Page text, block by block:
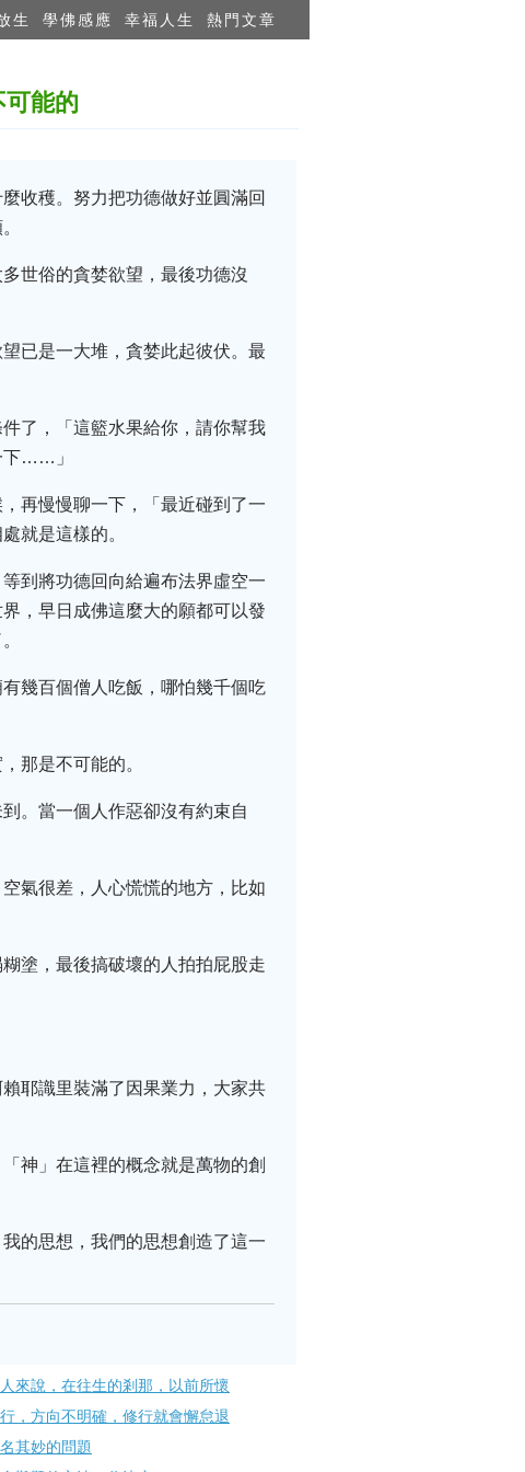
生 學佛感應 幸福人生 熱門文章
能的
收穫。努力把功德做好並圓滿回
世俗的貪婪欲望，最後功德沒
已是一大堆，貪婪此起彼伏。最
了，「這籃水果給你，請你幫我
下……」
再慢慢聊一下，「最近碰到了一
就是這樣的。
到將功德回向給遍布法界虛空一
，早日成佛這麼大的願都可以發
幾百個僧人吃飯，哪怕幾千個吃
那是不可能的。
。當一個人作惡卻沒有約束自
氣很差，人心慌慌的地方，比如
塗，最後搞破壞的人拍拍屁股走
耶識里裝滿了因果業力，大家共
神」在這裡的概念就是萬物的創
的思想，我們的思想創造了這一
來說，在往生的剎那，以前所懷
，方向不明確，修行就會懈怠退
其妙的問題